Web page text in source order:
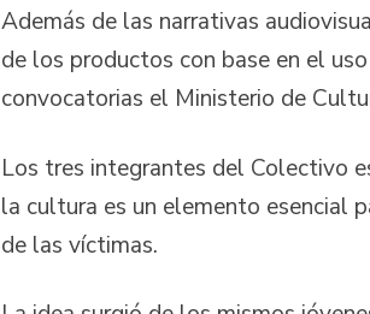
Además de las narrativas
de los productos con base en el
convocatorias el Ministerio de
Los tres integrantes del Colectivo
la cultura es un elemento esencial
de las víctimas.